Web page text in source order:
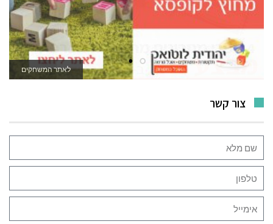
לאתר המשחקים
צור קשר